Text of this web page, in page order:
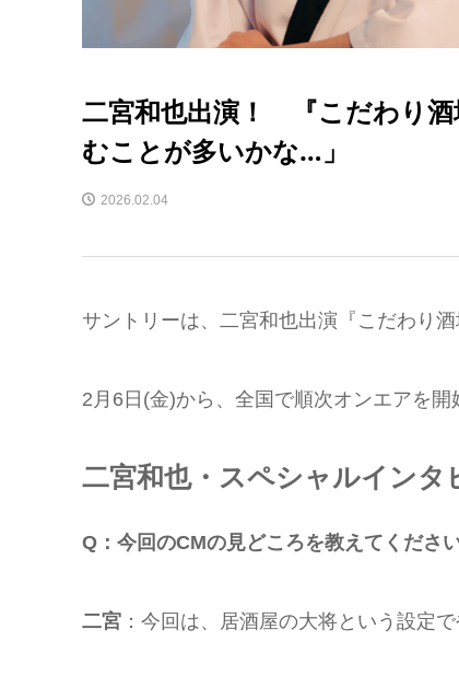
二宮和也出演！ 『こだわり
むことが多いかな…」
2026.02.04
サントリーは、二宮和也出演『こだわり
2月6日(金)から、全国で順次オンエアを開
二宮和也・スペシャルインタ
Q：今回のCMの見どころを教えてください
二宮：今回は、居酒屋の大将という設定で